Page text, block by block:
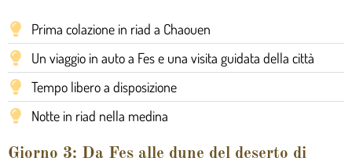
Prima colazione in riad a Chaouen
Un viaggio in auto a Fes e una visita guidata della città
Tempo libero a disposizione
Notte in riad nella medina
Giorno 3: Da Fes alle dune del deserto di